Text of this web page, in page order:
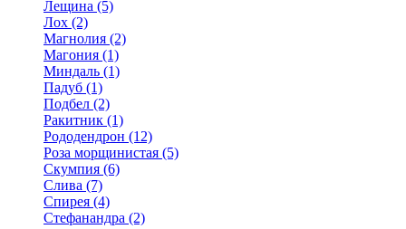
Лещина (5)
Лох (2)
Магнолия (2)
Магония (1)
Миндаль (1)
Падуб (1)
Подбел (2)
Ракитник (1)
Рододендрон (12)
Роза морщинистая (5)
Скумпия (6)
Слива (7)
Спирея (4)
Стефанандра (2)